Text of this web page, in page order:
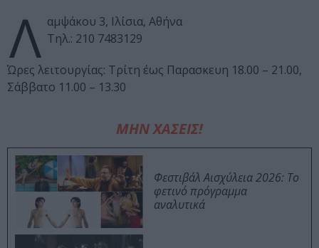
Λ αμψάκου 3, Ιλίσια, Αθήνα
Τηλ.: 210 7483129
Ώρες λειτουργίας: Τρίτη έως Παρασκευη 18.00 – 21.00,
Σάββατο 11.00 – 13.30
ΜΗΝ ΧΑΣΕΙΣ!
Φεστιβάλ Αισχύλεια 2026: Το
φετινό πρόγραμμα
αναλυτικά